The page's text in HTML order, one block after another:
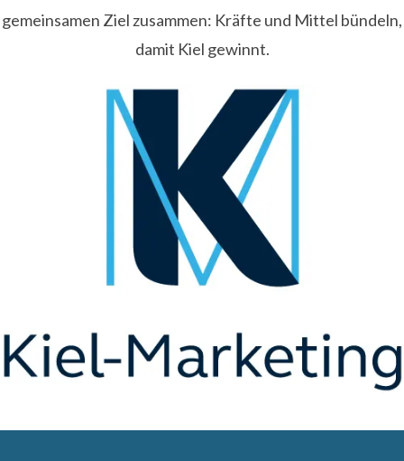
gemeinsamen Ziel zusammen: Kräfte und Mittel bündeln,
damit Kiel gewinnt.